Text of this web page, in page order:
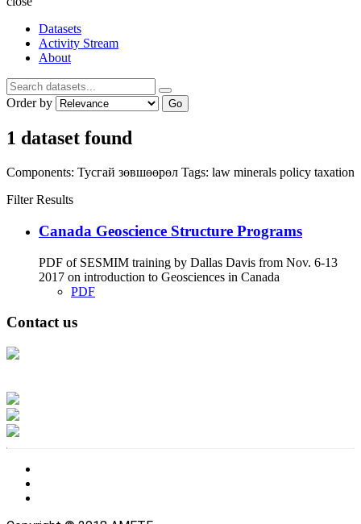
Datasets
Activity Stream
About
Order by Go
1 dataset found
Components: Тусгай зөвшөөрөл Tags: law minerals policy taxation
Filter Results
Canada Geoscience Structure Programs
PDF of SESMIM training by Dallas Davis from Nov. 6-13
2017 on introduction to Geosciences in Canada
PDF
Contact us